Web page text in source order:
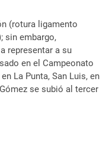
(rotura ligamento
sin embargo,
representar a su
en el Campeonato
La Punta, San Luis, en
se subió al tercer